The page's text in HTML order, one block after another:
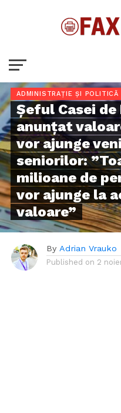
ADMINISTRAȚIE ȘI POLITICĂ
Șeful Casei de
anunțat
vor ajunge
seniorilor:
milioane de
vor ajunge la
valoare”
By Adrian Vrauko
Published on 2